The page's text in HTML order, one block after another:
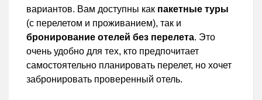
вариантов. Вам доступны как пакетные туры
(с перелетом и проживанием), так и
бронирование отелей без перелета. Это
очень удобно для тех, кто предпочитает
самостоятельно планировать перелет, но хочет
забронировать проверенный отель.